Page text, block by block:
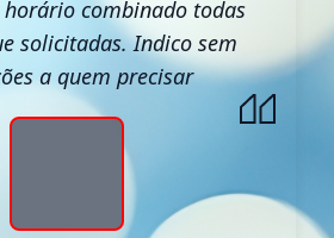
combinado todas
solicitadas. Indico sem
a quem precisar